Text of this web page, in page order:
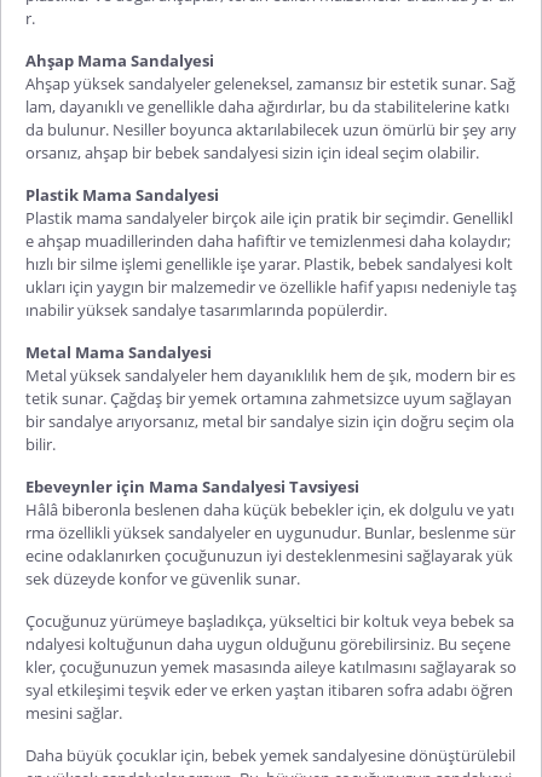
r.
Ahşap Mama Sandalyesi
Ahşap yüksek sandalyeler geleneksel, zamansız bir estetik sunar. Sağ
lam, dayanıklı ve genellikle daha ağırdırlar, bu da stabilitelerine katkı
da bulunur. Nesiller boyunca aktarılabilecek uzun ömürlü bir şey arıy
orsanız, ahşap bir bebek sandalyesi sizin için ideal seçim olabilir.
Plastik Mama Sandalyesi
Plastik mama sandalyeler birçok aile için pratik bir seçimdir. Genellikl
e ahşap muadillerinden daha hafiftir ve temizlenmesi daha kolaydır;
hızlı bir silme işlemi genellikle işe yarar. Plastik, bebek sandalyesi kolt
ukları için yaygın bir malzemedir ve özellikle hafif yapısı nedeniyle taş
ınabilir yüksek sandalye tasarımlarında popülerdir.
Metal Mama Sandalyesi
Metal yüksek sandalyeler hem dayanıklılık hem de şık, modern bir es
tetik sunar. Çağdaş bir yemek ortamına zahmetsizce uyum sağlayan
bir sandalye arıyorsanız, metal bir sandalye sizin için doğru seçim ola
bilir.
Ebeveynler için Mama Sandalyesi Tavsiyesi
Hâlâ biberonla beslenen daha küçük bebekler için, ek dolgulu ve yatı
rma özellikli yüksek sandalyeler en uygunudur. Bunlar, beslenme sür
ecine odaklanırken çocuğunuzun iyi desteklenmesini sağlayarak yük
sek düzeyde konfor ve güvenlik sunar.
Çocuğunuz yürümeye başladıkça, yükseltici bir koltuk veya bebek sa
ndalyesi koltuğunun daha uygun olduğunu görebilirsiniz. Bu seçene
kler, çocuğunuzun yemek masasında aileye katılmasını sağlayarak so
syal etkileşimi teşvik eder ve erken yaştan itibaren sofra adabı öğren
mesini sağlar.
Daha büyük çocuklar için, bebek yemek sandalyesine dönüştürülebil